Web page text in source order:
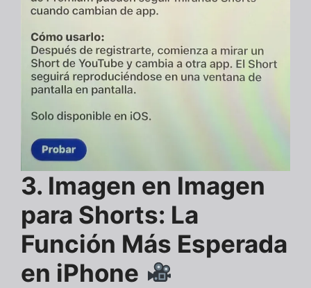
3. Imagen en Imagen
para Shorts: La
Función Más Esperada
en iPhone